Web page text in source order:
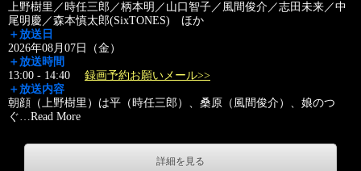
上野樹里／時任三郎／柄本明／山口智子／風間俊介／志田未来／中
尾明慶／森本慎太郎(SixTONES) ほか
＋放送日
2026年08月07日（金）
＋放送時間
13:00 - 14:40 録画予約お願いメール>>
＋放送内容
朝顔（上野樹里）は平（時任三郎）、桑原（風間俊介）、娘のつ
ぐ…Read More
詳細を見る